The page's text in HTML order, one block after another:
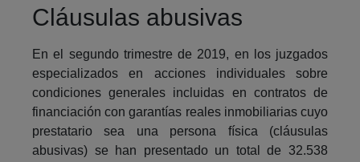
Cláusulas abusivas
En el segundo trimestre de 2019, en los juzgados
especializados en acciones individuales sobre
condiciones generales incluidas en contratos de
financiación con garantías reales inmobiliarias cuyo
prestatario sea una persona física (cláusulas
abusivas) se han presentado un total de 32.538